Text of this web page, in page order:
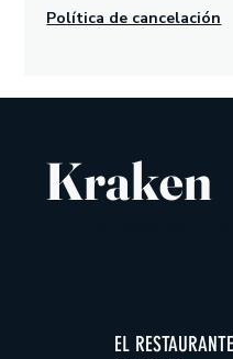
Política de cancelación
Kraken
EL RESTAURANTE